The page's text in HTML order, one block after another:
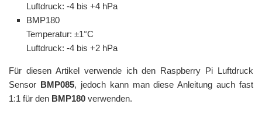
Luftdruck: -4 bis +4 hPa
BMP180
Temperatur: ±1°C
Luftdruck: -4 bis +2 hPa
Für diesen Artikel verwende ich den Raspberry Pi Luftdruck
Sensor BMP085, jedoch kann man diese Anleitung auch fast
1:1 für den BMP180 verwenden.